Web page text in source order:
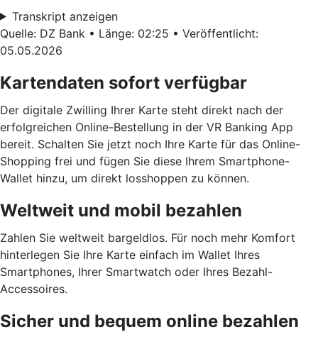
Transkript anzeigen
Quelle: DZ Bank • Länge: 02:25 • Veröffentlicht:
05.05.2026
Kartendaten sofort verfügbar
Der digitale Zwilling Ihrer Karte steht direkt nach der
erfolgreichen Online-Bestellung in der VR Banking App
bereit. Schalten Sie jetzt noch Ihre Karte für das Online-
Shopping frei und fügen Sie diese Ihrem Smartphone-
Wallet hinzu, um direkt losshoppen zu können.
Weltweit und mobil bezahlen
Zahlen Sie weltweit bargeldlos. Für noch mehr Komfort
hinterlegen Sie Ihre Karte einfach im Wallet Ihres
Smartphones, Ihrer Smartwatch oder Ihres Bezahl-
Accessoires.
Sicher und bequem online bezahlen